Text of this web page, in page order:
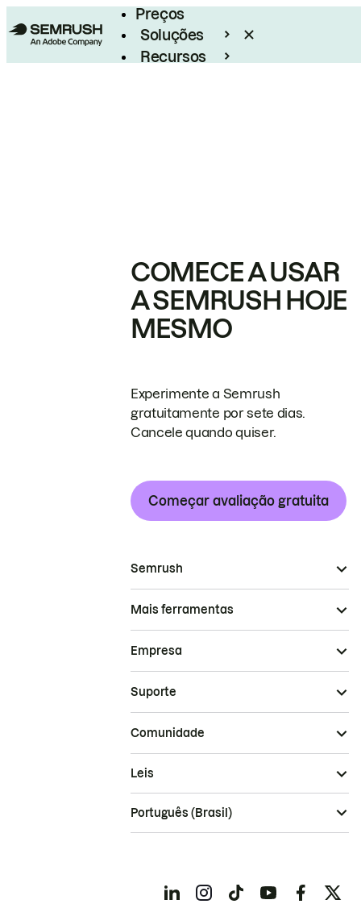
Preços
Soluções
Recursos
COMECE A USAR
A SEMRUSH HOJE
MESMO
Experimente a Semrush
gratuitamente por sete dias.
Cancele quando quiser.
Começar avaliação gratuita
Semrush
Mais ferramentas
Empresa
Suporte
Comunidade
Leis
Português (Brasil)